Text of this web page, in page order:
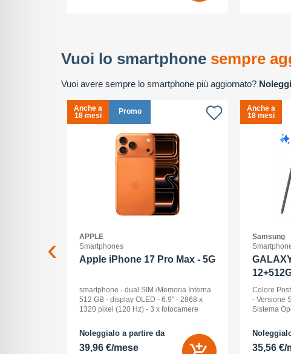
Vuoi lo smartphone sempre
Vuoi avere sempre lo smartphone più aggiornato?
Anche a
18 mesi
Promo
APPLE
Smartphones
Apple iPhone 17 Pro Max - 5G
smartphone - dual SIM /Memoria Interna
512 GB - display OLED - 6.9" - 2868 x
1320 pixel (120 Hz) - 3 x fotocamere
camera 18 Megapixel - arancione
cosmico
Noleggialo a partire da
39,96 €/mese
Anche a
18 mesi
Samsung
Colore
- Versione
Sistema
AMOLED
512 GB -
35,56 €/